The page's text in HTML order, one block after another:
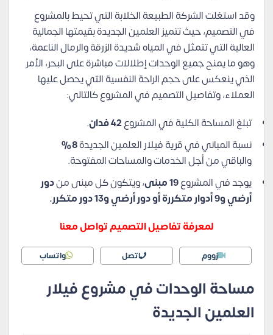
وقد استغلت الشركة الطبيعة الخلابة التي تحيط بالمشروع
في التصميم، حيث تتميز العلمين الجديدة بقيمتها الجمالية
العالية التي تتمثل في المياه شديدة الزرقة والرمال الناعمة،
وهو ما يمنح جميع الوحدات إطلالات مباشرة على البحر، الأمر
الذي ينعكس على حجم الراحة النفسية التي يحصل عليها
العملاء، وتفاصيل التصميم في المشروع كالتالي:
تبلغ المساحة الكلية في المشروع42 فدان
.
نسبة المباني في قرية فيلار العلمين الجديدة
والباقي من أجل الخدمات والمساحات المفتوحة.
يوجد في المشروع19 مبنى ، ويتكون كل مبنى مندور
أرضي و9 أدوار متكررة أو دور أرضي و13 دور متكرر.
لمعرفة تفاصيل التصميم تواصل معنا
زووم اتصل واتساب
مساحة الوحدات في مشروع فيلار
العلمين الجديدة